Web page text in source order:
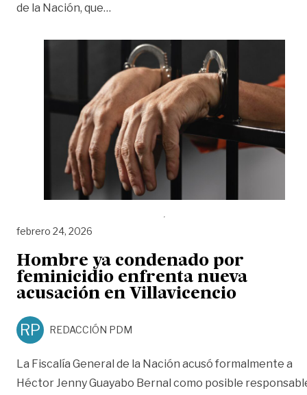
de la Nación, que…
febrero 24, 2026
Hombre ya condenado por
feminicidio enfrenta nueva
acusación en Villavicencio
RP REDACCIÓN PDM
La Fiscalía General de la Nación acusó formalmente a
Héctor Jenny Guayabo Bernal como posible